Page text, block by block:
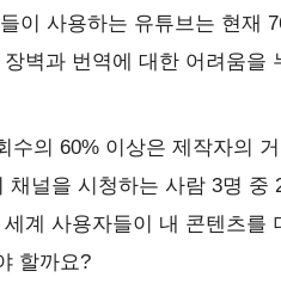
이 사용하는 유튜브는 현재
벽과 번역에 대한 어려움을
수의 60% 이상은 제작자의
채널을 시청하는 사람 3명 중
계 사용자들이 내 콘텐츠를
할까요?